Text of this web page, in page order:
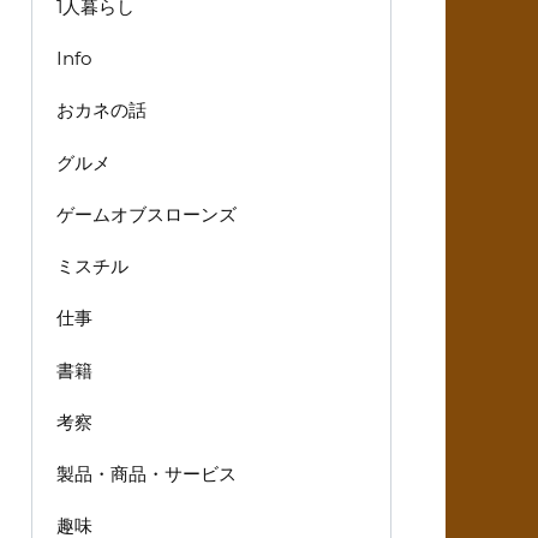
1人暮らし
Info
おカネの話
グルメ
ゲームオブスローンズ
ミスチル
仕事
書籍
考察
製品・商品・サービス
趣味